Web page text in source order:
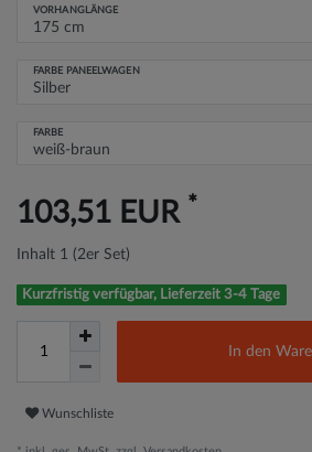
VORHANGLÄNGE
FARBE PANEELWAGEN
FARBE
103,51 EUR *
Inhalt 1 (2er Set)
Kurzfristig verfügbar, Lieferzeit 3-4 Tage
In den
Wunschliste